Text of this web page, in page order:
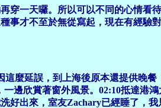
一天囉。所以可以不同的心情看
事才不至於無從寫起，現在有經驗
麼延誤，到上海後原本還提供晚
邊欣賞著窗外風景。02:10抵達港
好出來，室友Zachary已經睡了，